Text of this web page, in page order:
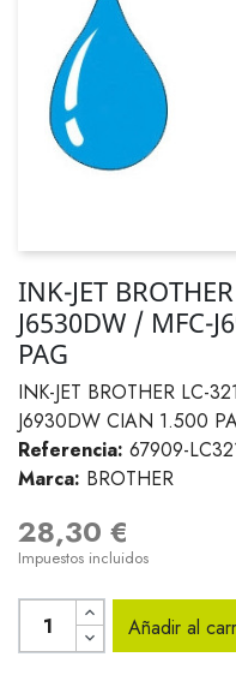
INK-JET
J6530DW / MFC-
PAG
INK-JET BROTHER LC-
J6930DW CIAN 1.500
Referencia: 67909-
Marca: BROTHER
28,30 €
Impuestos incluidos
Añadir al